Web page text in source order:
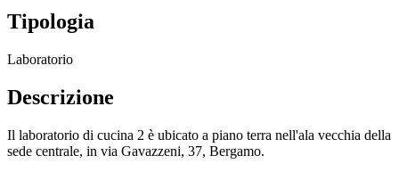
Tipologia
Laboratorio
Descrizione
Il laboratorio di cucina 2 è ubicato a piano terra nell'ala vecchia della
sede centrale, in via Gavazzeni, 37, Bergamo.